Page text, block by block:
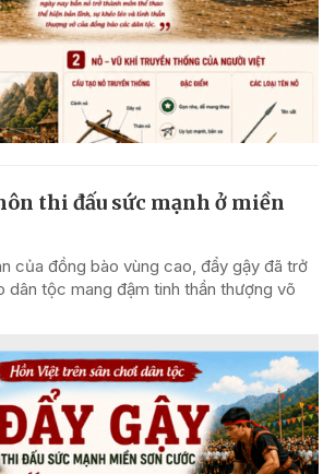
thi đấu sức mạnh ở miền
của đồng bào vùng cao, đẩy gậy đã trở
dân tộc mang đậm tinh thần thượng võ